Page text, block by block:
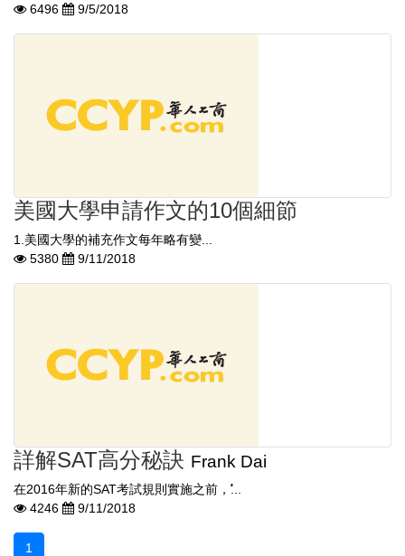
6496
9/5/2018
美國大學申請作文的10個細節
1.美國大學的補充作文每年略有變...
5380
9/11/2018
詳解SAT高分秘訣 Frank Dai
在2016年新的SAT考試規則實施之前，ࣳ...
4246
9/11/2018
1